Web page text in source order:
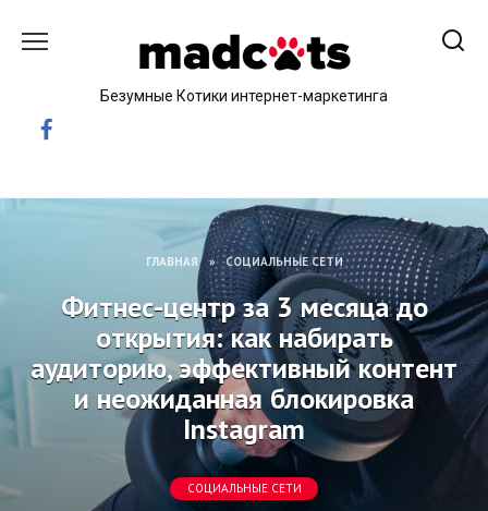
Безумные Котики интернет-маркетинга
ГЛАВНАЯ » СОЦИАЛЬНЫЕ СЕТИ
Фитнес-центр за 3 месяца до
открытия: как набирать
аудиторию, эффективный контент
и неожиданная блокировка
Instagram
СОЦИАЛЬНЫЕ СЕТИ